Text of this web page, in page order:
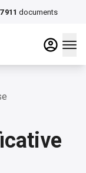
911 documents